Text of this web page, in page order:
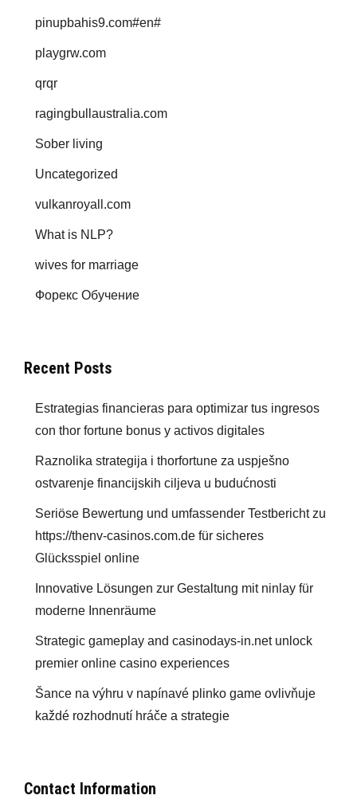
pinupbahis9.com#en#
playgrw.com
qrqr
ragingbullaustralia.com
Sober living
Uncategorized
vulkanroyall.com
What is NLP?
wives for marriage
Форекс Обучение
Recent Posts
Estrategias financieras para optimizar tus ingresos
con thor fortune bonus y activos digitales
Raznolika strategija i thorfortune za uspješno
ostvarenje financijskih ciljeva u budućnosti
Seriöse Bewertung und umfassender Testbericht zu
https://thenv-casinos.com.de für sicheres
Glücksspiel online
Innovative Lösungen zur Gestaltung mit ninlay für
moderne Innenräume
Strategic gameplay and casinodays-in.net unlock
premier online casino experiences
Šance na výhru v napínavé plinko game ovlivňuje
každé rozhodnutí hráče a strategie
Contact Information